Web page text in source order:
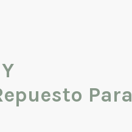
Para